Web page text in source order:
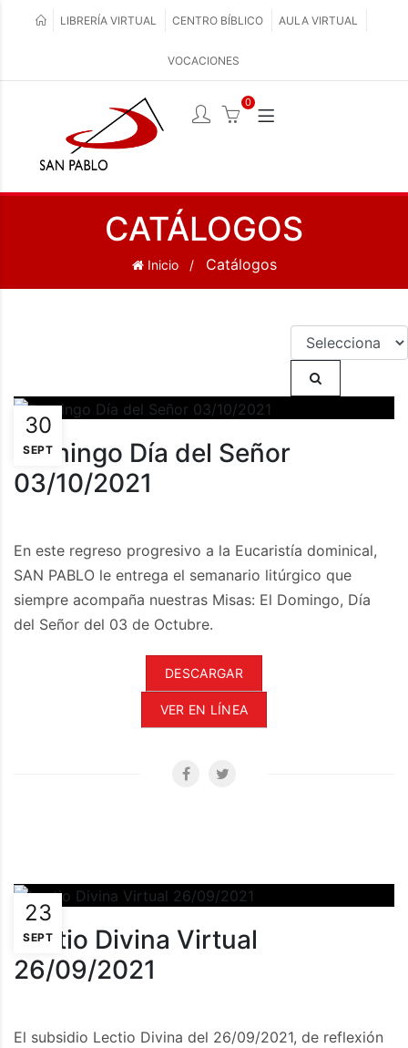
LIBRERÍA VIRTUAL CENTRO BÍBLICO AULA VIRTUAL
VOCACIONES
0
CATÁLOGOS
Inicio Catálogos
30
SEPT
Domingo Día del Señor
03/10/2021
En este regreso progresivo a la Eucaristía dominical,
SAN PABLO le entrega el semanario litúrgico que
siempre acompaña nuestras Misas: El Domingo, Día
del Señor del 03 de Octubre.
DESCARGAR
VER EN LÍNEA
23
SEPT
Lectio Divina Virtual
26/09/2021
El subsidio Lectio Divina del 26/09/2021, de reflexión